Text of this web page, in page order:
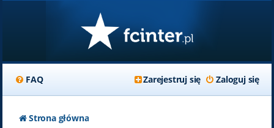
FAQ Zaloguj się
Zarejestruj się
Strona główna